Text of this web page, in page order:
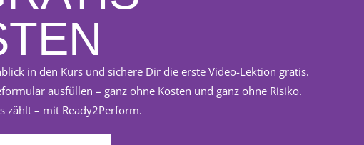
in den Kurs und sichere Dir die erste Video-Lektion gratis.
ausfüllen – ganz ohne Kosten und ganz ohne Risiko.
zählt – mit Ready2Perform.